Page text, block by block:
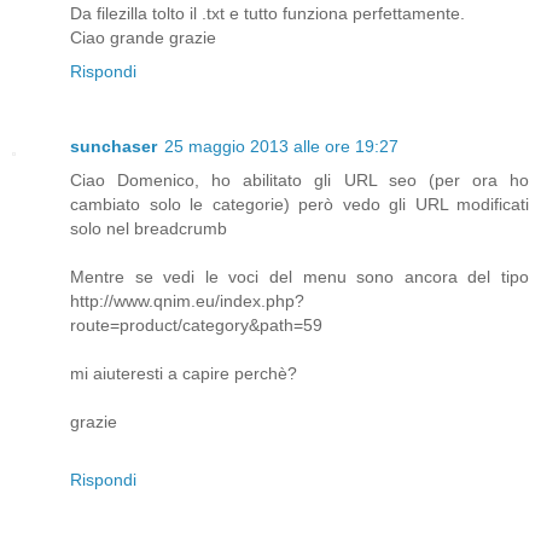
Da filezilla tolto il .txt e tutto funziona perfettamente.
Ciao grande grazie
Rispondi
sunchaser 25 maggio 2013 alle ore 19:27
Ciao Domenico, ho abilitato gli URL seo (per ora ho
cambiato solo le categorie) però vedo gli URL modificati
solo nel breadcrumb
Mentre se vedi le voci del menu sono ancora del tipo
http://www.qnim.eu/index.php?
route=product/category&path=59
mi aiuteresti a capire perchè?
grazie
Rispondi